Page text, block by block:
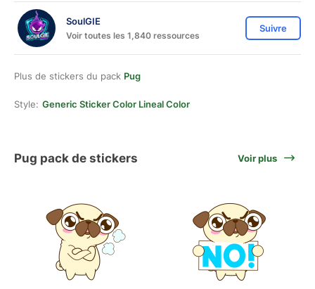
SoulGIE
Voir toutes les 1,840 ressources
Suivre
Plus de stickers du pack Pug
Style: Generic Sticker Color Lineal Color
Pug pack de stickers Voir plus